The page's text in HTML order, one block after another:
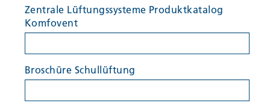
Zentrale Lüftungssysteme Produktkatalog
Komfovent
Broschüre Schullüftung